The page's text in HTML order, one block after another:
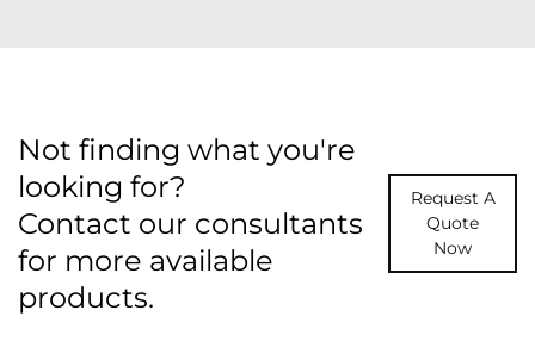
Not finding what you're
looking for?
Contact our consultants
for more available
products.
Request A
Quote
Now